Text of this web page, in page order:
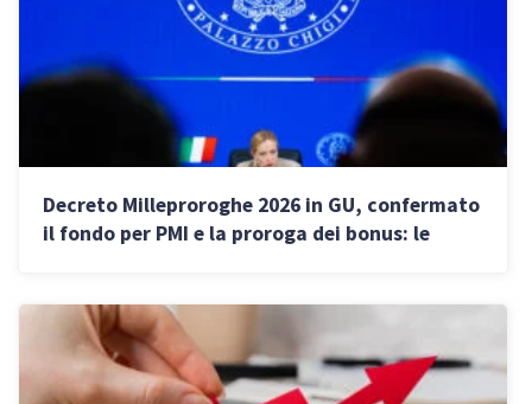
Decreto Milleproroghe 2026 in GU, confermato
il fondo per PMI e la proroga dei bonus: le